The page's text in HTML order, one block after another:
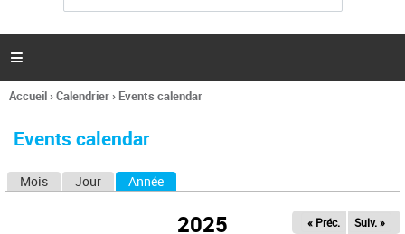
l
c
h
e

Vous
ici
Accueil›Calendrier› Events calendar
Events calendar
Mois Jour Année
2025 « Préc. Suiv. »